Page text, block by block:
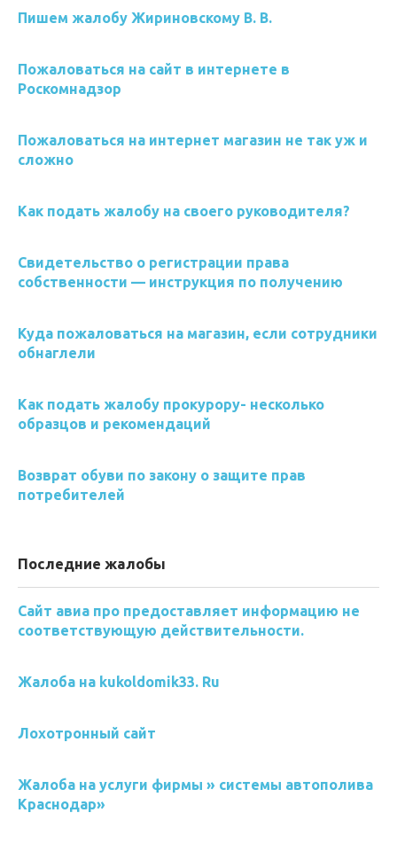
Пишем жалобу Жириновскому В. В.
Пожаловаться на сайт в интернете в
Роскомнадзор
Пожаловаться на интернет магазин не так уж и
сложно
Как подать жалобу на своего руководителя?
Свидетельство о регистрации права
собственности — инструкция по получению
Куда пожаловаться на магазин, если сотрудники
обнаглели
Как подать жалобу прокурору- несколько
образцов и рекомендаций
Возврат обуви по закону о защите прав
потребителей
Последние жалобы
Сайт авиа про предоставляет информацию не
соответствующую действительности.
Жалоба на kukoldomik33. Ru
Лохотронный сайт
Жалоба на услуги фирмы » системы автополива
Краснодар»